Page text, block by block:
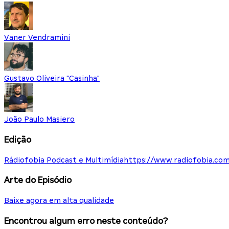
Vaner Vendramini
Gustavo Oliveira "Casinha"
João Paulo Masiero
Edição
Rádiofobia Podcast e Multimídia https://
Arte do Episódio
Baixe agora em alta qualidade
Encontrou algum erro neste conteúdo?